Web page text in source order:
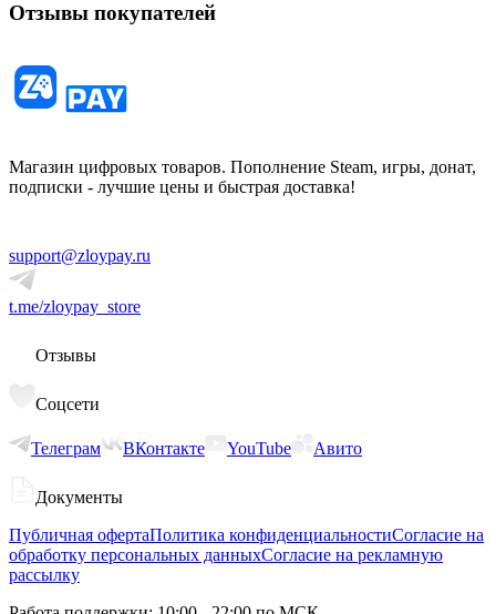
Отзывы покупателей
Магазин цифровых товаров. Пополнение Steam, игры, донат,
подписки - лучшие цены и быстрая доставка!
support@zloypay.ru
t.me/zloypay_store
Отзывы
Соцсети
Телеграм ВКонтакте YouTube Авито
Документы
Публичная офертаПолитика конфиденциальностиСогласие на
обработку персональных данныхСогласие на рекламную
рассылку